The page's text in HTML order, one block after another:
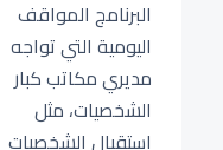
البرنامج المواقف
اليومية التي تواجه
مديري مكاتب كبار
الشخصيات، مثل
استقبال الشخصيات